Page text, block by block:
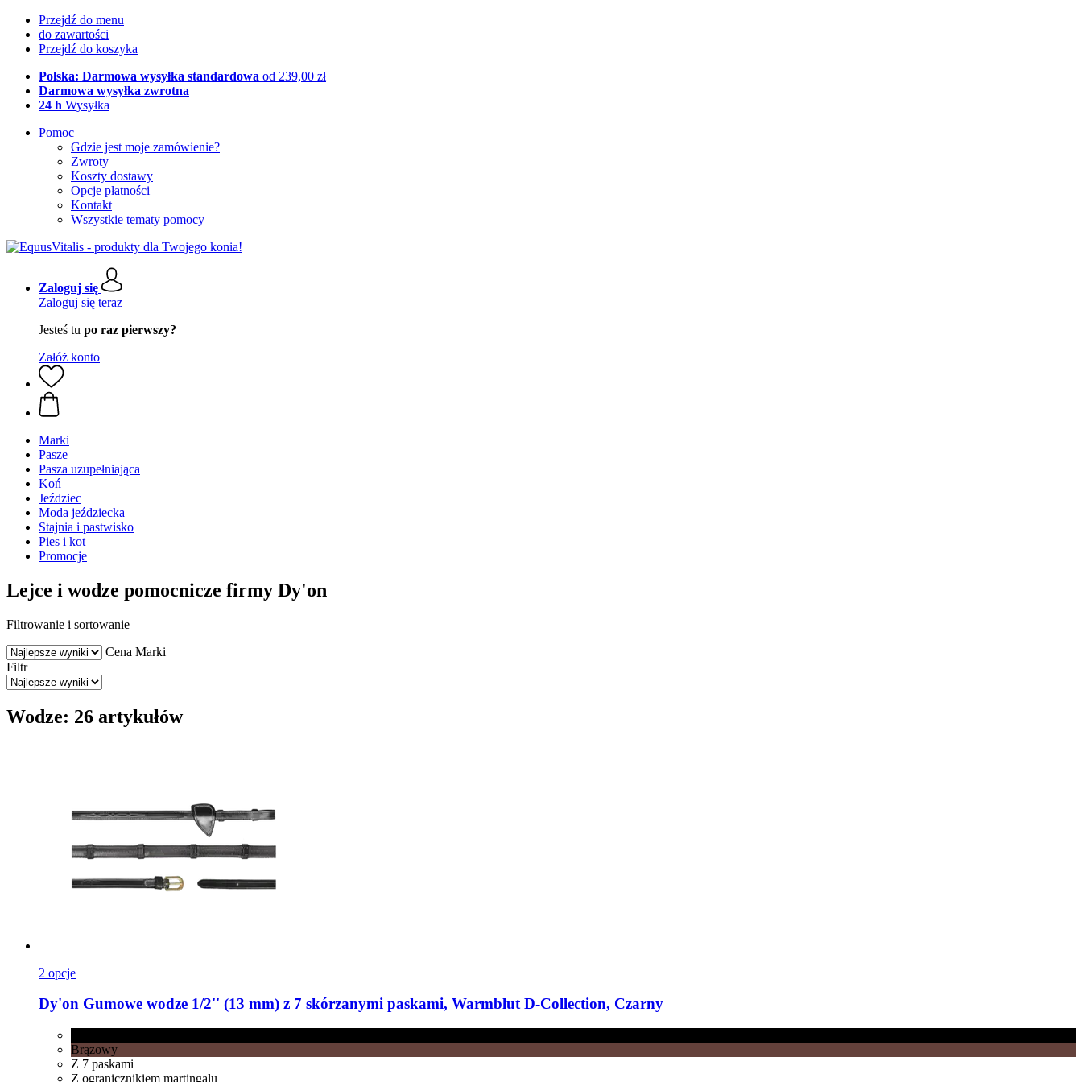
Przejdź do menu
do zawartości
Przejdź do koszyka
Polska: Darmowa wysyłka standardowa od 239,00 zł
Darmowa wysyłka zwrotna
24 h Wysyłka
Pomoc
Gdzie jest moje zamówienie?
Zwroty
Koszty dostawy
Opcje płatności
Kontakt
Wszystkie tematy pomocy
Zaloguj się
Zaloguj się teraz
Jesteś tu po raz pierwszy?
Załóż konto
Marki
Pasze
Pasza uzupełniająca
Koń
Jeździec
Moda jeździecka
Stajnia i pastwisko
Pies i kot
Promocje
Lejce i wodze pomocnicze firmy Dy'on
Filtrowanie i sortowanie
Cena Marki
Filtr
Wodze: 26 artykułów
2 opcje
Dy'on Gumowe wodze 1/2'' (13 mm) z 7 skórzanymi paskami, Warmblut D-​Collection, Czarny
Brązowy
Z 7 paskami
Z ogranicznikiem martingalu